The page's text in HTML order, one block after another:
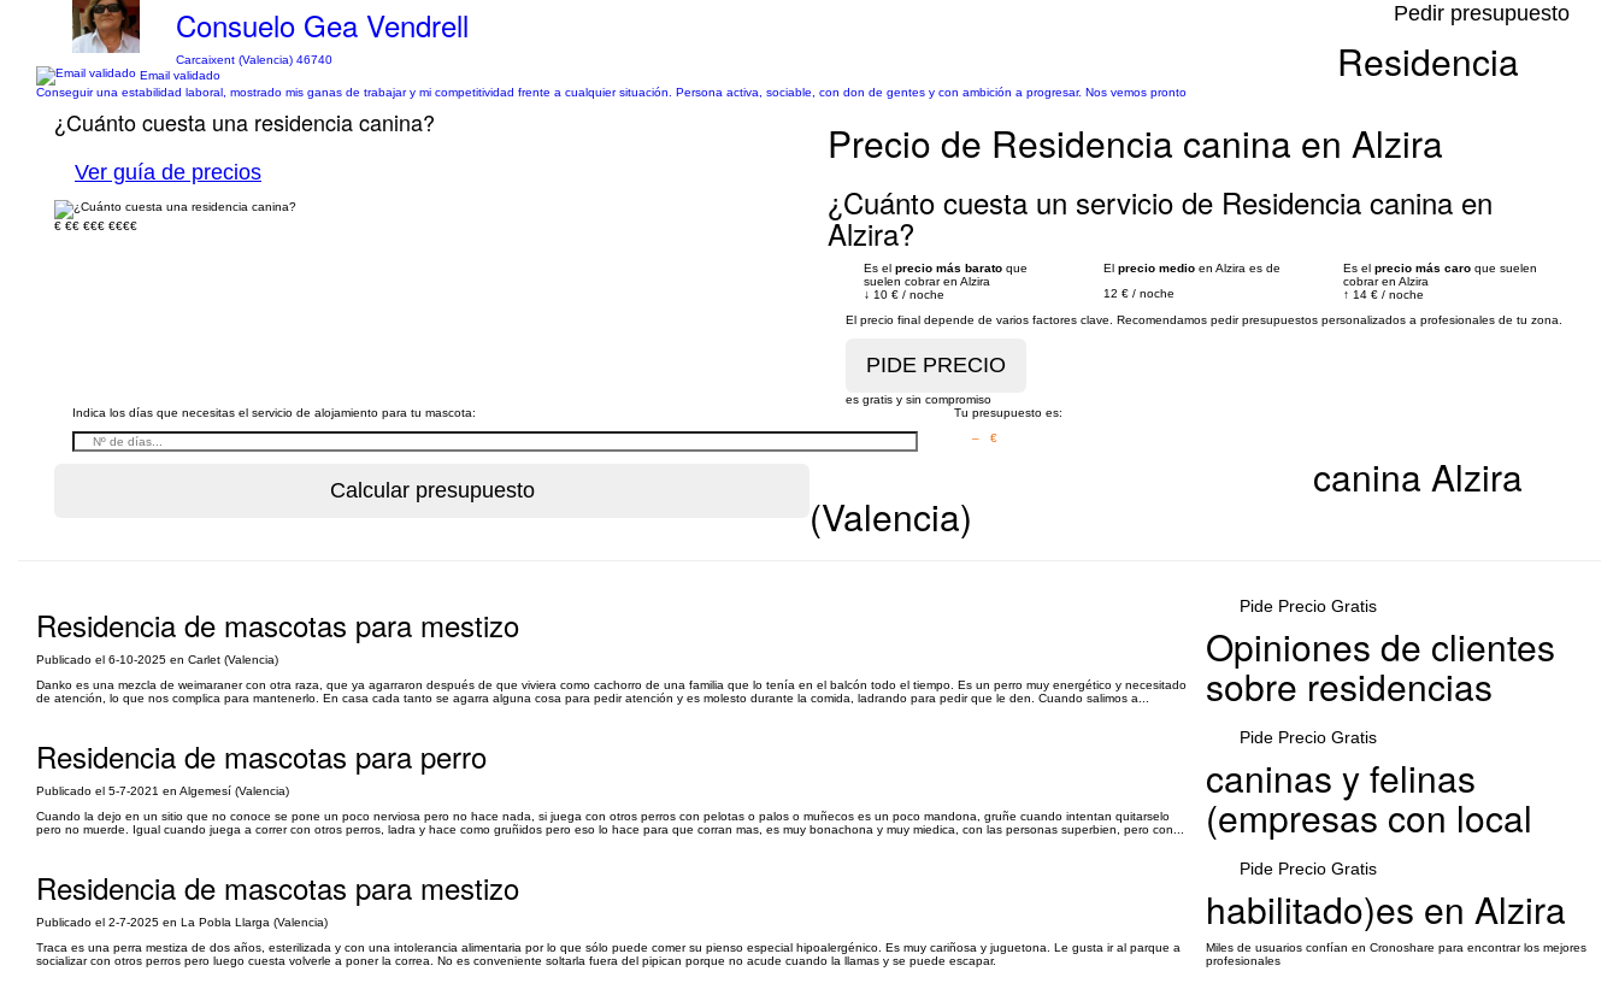
Consuelo Gea Vendrell
Carcaixent (Valencia) 46740
Email validado
Conseguir una estabilidad laboral, mostrado mis ganas de trabajar y mi competitividad frente a cualquier situación. Persona activa, sociable, con don de gentes y con ambición a progresar. Nos vemos pronto
Pedir presupuesto
¿Cuánto cuesta una residencia canina?
Ver guía de precios
€ €€ €€€ €€€€
Precio de Residencia canina en Alzira
¿Cuánto cuesta un servicio de Residencia canina en
Alzira?
Es el precio más barato que
suelen cobrar en Alzira
↓ 10 € / noche
El precio medio en Alzira es de
12 € / noche
Es el precio más caro que suelen
cobrar en Alzira
↑ 14 € / noche
El precio final depende de varios factores clave. Recomendamos pedir presupuestos personalizados a profesionales de tu zona.
es gratis y sin compromiso
Indica los días que necesitas el servicio de alojamiento para tu mascota:
Tu presupuesto es:
– €
Residencia
canina Alzira
(Valencia)
Residencia de mascotas para mestizo
Publicado el 6-10-2025 en Carlet (Valencia)
Danko es una mezcla de weimaraner con otra raza, que ya agarraron después de que viviera como cachorro de una familia que lo tenía en el balcón todo el tiempo. Es un perro muy energético y necesitado
de atención, lo que nos complica para mantenerlo. En casa cada tanto se agarra alguna cosa para pedir atención y es molesto durante la comida, ladrando para pedir que le den. Cuando salimos a...
Pide Precio Gratis
Residencia de mascotas para perro
Publicado el 5-7-2021 en Algemesí (Valencia)
Cuando la dejo en un sitio que no conoce se pone un poco nerviosa pero no hace nada, si juega con otros perros con pelotas o palos o muñecos es un poco mandona, gruñe cuando intentan quitarselo
pero no muerde. Igual cuando juega a correr con otros perros, ladra y hace como gruñidos pero eso lo hace para que corran mas, es muy bonachona y muy miedica, con las personas superbien, pero con...
Pide Precio Gratis
Residencia de mascotas para mestizo
Publicado el 2-7-2025 en La Pobla Llarga (Valencia)
Traca es una perra mestiza de dos años, esterilizada y con una intolerancia alimentaria por lo que sólo puede comer su pienso especial hipoalergénico. Es muy cariñosa y juguetona. Le gusta ir al parque a
socializar con otros perros pero luego cuesta volverle a poner la correa. No es conveniente soltarla fuera del pipican porque no acude cuando la llamas y se puede escapar.
Pide Precio Gratis
Opiniones de clientes
sobre residencias
caninas y felinas
(empresas con local
habilitado)es en Alzira
Miles de usuarios confían en Cronoshare para encontrar los mejores
profesionales